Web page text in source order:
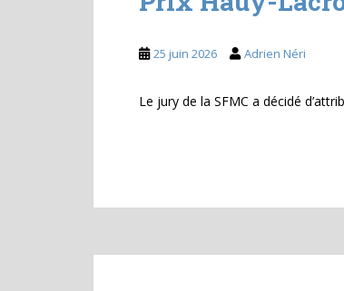
25 juin 2026 Adrien Néri
Le jury de la SFMC a décidé